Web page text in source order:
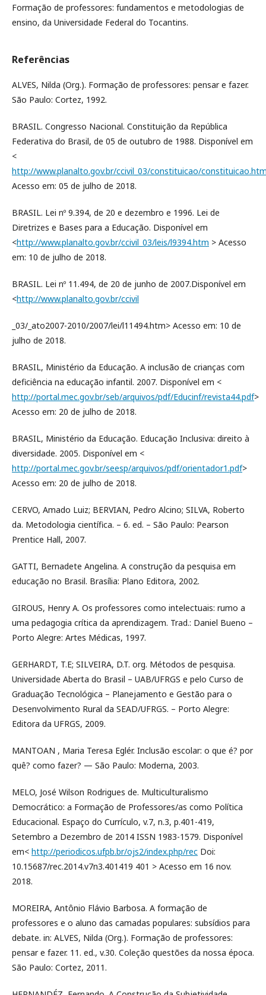
Formação de professores: fundamentos e metodologias de
ensino, da Universidade Federal do Tocantins.
Referências
ALVES, Nilda (Org.). Formação de professores: pensar e fazer.
São Paulo: Cortez, 1992.
BRASIL. Congresso Nacional. Constituição da República
Federativa do Brasil, de 05 de outubro de 1988. Disponível em
<
http://www.planalto.gov.br/ccivil_03/constituicao/
Acesso em: 05 de julho de 2018.
BRASIL. Lei nº 9.394, de 20 e dezembro e 1996. Lei de
Diretrizes e Bases para a Educação. Disponível em
<http://www.planalto.gov.br/ccivil_03/leis/l9394.htm > Acesso
em: 10 de julho de 2018.
BRASIL. Lei nº 11.494, de 20 de junho de 2007.Disponível em
<http://www.planalto.gov.br/ccivil
_03/_ato2007-2010/2007/lei/l11494.htm> Acesso em: 10 de
julho de 2018.
BRASIL, Ministério da Educação. A inclusão de crianças com
deficiência na educação infantil. 2007. Disponível em <
http://portal.mec.gov.br/seb/arquivos/pdf/Educinf/revista44.pdf>
Acesso em: 20 de julho de 2018.
BRASIL, Ministério da Educação. Educação Inclusiva: direito à
diversidade. 2005. Disponível em <
http://portal.mec.gov.br/seesp/arquivos/pdf/orientador1.pdf>
Acesso em: 20 de julho de 2018.
CERVO, Amado Luiz; BERVIAN, Pedro Alcino; SILVA, Roberto
da. Metodologia científica. – 6. ed. – São Paulo: Pearson
Prentice Hall, 2007.
GATTI, Bernadete Angelina. A construção da pesquisa em
educação no Brasil. Brasília: Plano Editora, 2002.
GIROUS, Henry A. Os professores como intelectuais: rumo a
uma pedagogia crítica da aprendizagem. Trad.: Daniel Bueno –
Porto Alegre: Artes Médicas, 1997.
GERHARDT, T.E; SILVEIRA, D.T. org. Métodos de pesquisa.
Universidade Aberta do Brasil – UAB/UFRGS e pelo Curso de
Graduação Tecnológica – Planejamento e Gestão para o
Desenvolvimento Rural da SEAD/UFRGS. – Porto Alegre:
Editora da UFRGS, 2009.
MANTOAN , Maria Teresa Eglér. Inclusão escolar: o que é? por
quê? como fazer? — São Paulo: Moderna, 2003.
MELO, José Wilson Rodrigues de. Multiculturalismo
Democrático: a Formação de Professores/as como Política
Educacional. Espaço do Currículo, v.7, n.3, p.401-419,
Setembro a Dezembro de 2014 ISSN 1983-1579. Disponível
em< http://periodicos.ufpb.br/ojs2/index.php/rec Doi:
10.15687/rec.2014.v7n3.401419 401 > Acesso em 16 nov.
2018.
MOREIRA, Antônio Flávio Barbosa. A formação de
professores e o aluno das camadas populares: subsídios para
debate. in: ALVES, Nilda (Org.). Formação de professores:
pensar e fazer. 11. ed., v.30. Coleção questões da nossa época.
São Paulo: Cortez, 2011.